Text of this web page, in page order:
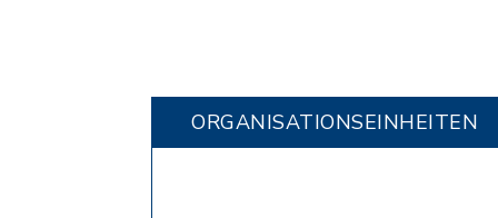
ORGANISATIONS­EINHEITEN